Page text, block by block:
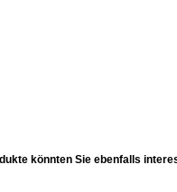
könnten Sie ebenfalls